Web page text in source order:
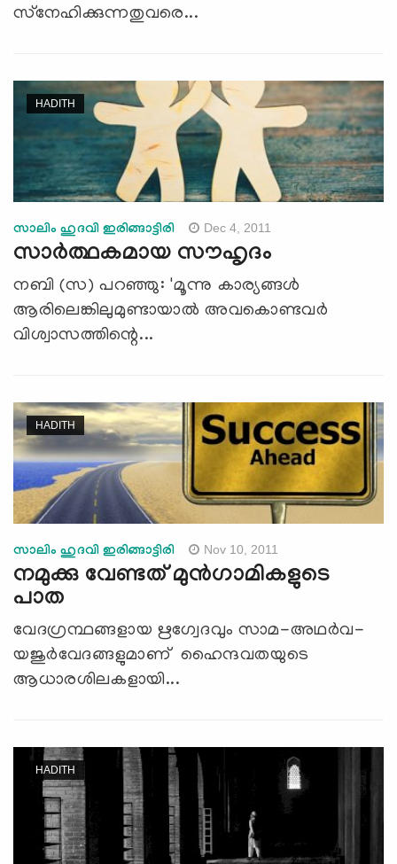
സ്‌നേഹിക്കുന്നതുവരെ...
HADITH
സാലിം ഹുദവി ഇരിങ്ങാട്ടിരി Dec 4, 2011
സാര്‍ത്ഥകമായ സൗഹൃദം
നബി (സ) പറഞ്ഞു: 'മൂന്നു കാര്യങ്ങള്‍
ആരിലെങ്കിലുമുണ്ടായാല്‍ അവകൊണ്ടവര്‍
വിശ്വാസത്തിന്റെ...
HADITH
സാലിം ഹുദവി ഇരിങ്ങാട്ടിരി Nov 10, 2011
നമുക്കു വേണ്ടത് മുന്‍ഗാമികളുടെ
പാത
വേദഗ്രന്ഥങ്ങളായ ഋഗ്വേദവും സാമ-അഥര്‍വ-
യജുര്‍വേദങ്ങളുമാണ് ഹൈന്ദവതയുടെ
ആധാരശിലകളായി...
HADITH